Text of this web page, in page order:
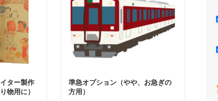
ター製作
物用に）
準急オプション（やや、お急ぎの
方用）